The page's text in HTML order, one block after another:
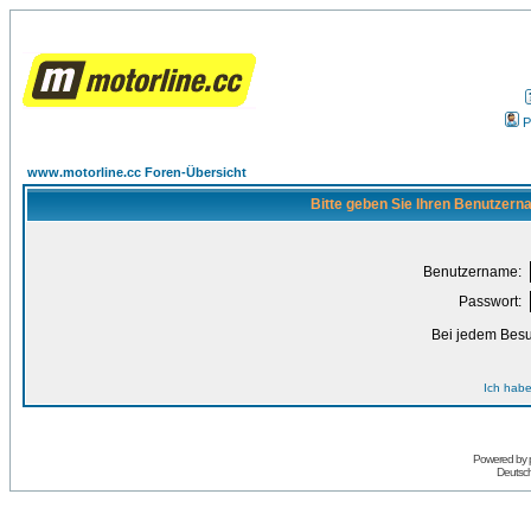
www.motorline.cc Foren-Übersicht
Bitte geben Sie Ihren
Benutzername:
Passwort:
Bei jedem
Ich
Powered by